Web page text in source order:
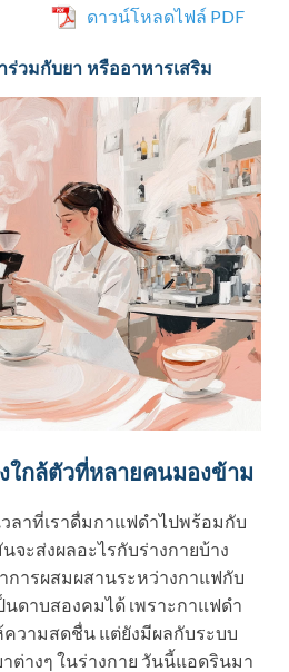
ดาวน์โหลดไฟล์ PDF
วมกับยา หรืออาหารเสริม
ใกล้ตัวที่หลายคนมองข้าม
วลาที่เราดื่มกาแฟดำไปพร้อมกับ
จะส่งผลอะไรกับร่างกายบ้าง
การผสมผสานระหว่างกาแฟกับ
ดาบสองคมได้ เพราะกาแฟดำ
ความสดชื่น แต่ยังมีผลกับระบบ
ต่างๆ ในร่างกาย วันนี้แอดรินมา